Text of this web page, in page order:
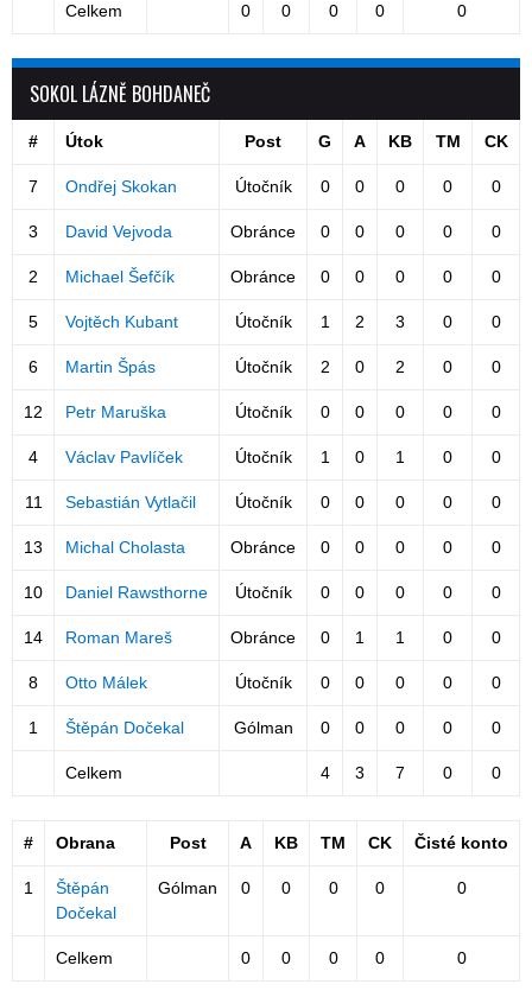
Celkem 0 0 0 0 0
SOKOL LÁZNĚ BOHDANEČ
# Útok Post G A KB TM CK
7 Ondřej Skokan Útočník 0 0 0 0 0
3 David Vejvoda Obránce 0 0 0 0 0
2 Michael Šefčík Obránce 0 0 0 0 0
5 Vojtěch Kubant Útočník 1 2 3 0 0
6 Martin Špás Útočník 2 0 2 0 0
12 Petr Maruška Útočník 0 0 0 0 0
4 Václav Pavlíček Útočník 1 0 1 0 0
11 Sebastián Vytlačil Útočník 0 0 0 0 0
13 Michal Cholasta Obránce 0 0 0 0 0
10 Daniel Rawsthorne Útočník 0 0 0 0 0
14 Roman Mareš Obránce 0 1 1 0 0
8 Otto Málek Útočník 0 0 0 0 0
1 Štěpán Dočekal Gólman 0 0 0 0 0
Celkem 4 3 7 0 0
# Obrana Post A KB TM CK Čisté konto
1
Štěpán
Dočekal
Gólman 0 0 0 0 0
Celkem 0 0 0 0 0